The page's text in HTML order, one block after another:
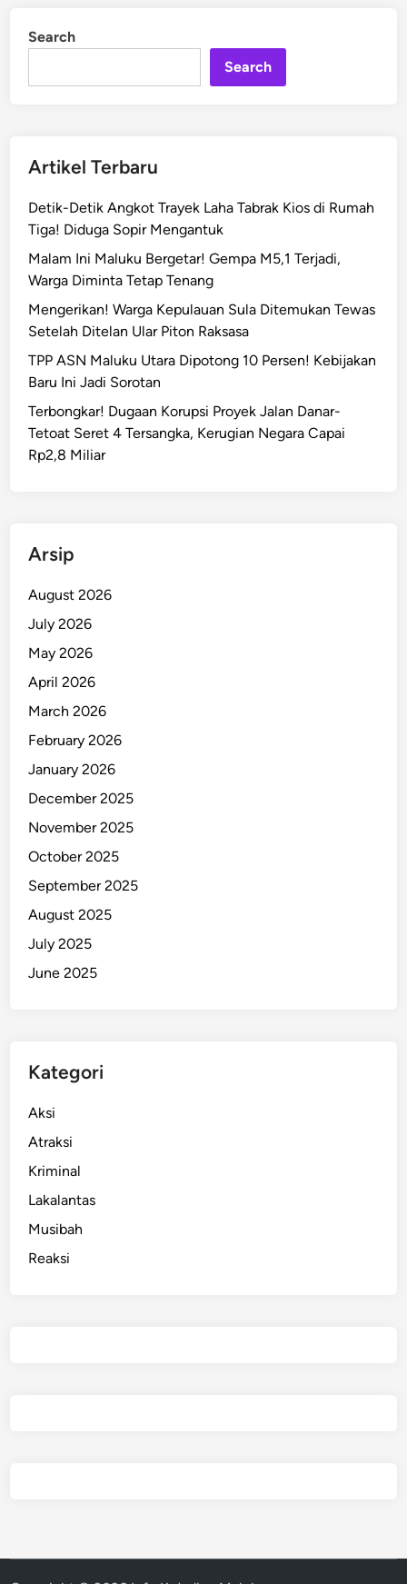
Search
Search
Artikel Terbaru
Detik-Detik Angkot Trayek Laha Tabrak Kios di Rumah
Tiga! Diduga Sopir Mengantuk
Malam Ini Maluku Bergetar! Gempa M5,1 Terjadi,
Warga Diminta Tetap Tenang
Mengerikan! Warga Kepulauan Sula Ditemukan Tewas
Setelah Ditelan Ular Piton Raksasa
TPP ASN Maluku Utara Dipotong 10 Persen! Kebijakan
Baru Ini Jadi Sorotan
Terbongkar! Dugaan Korupsi Proyek Jalan Danar-
Tetoat Seret 4 Tersangka, Kerugian Negara Capai
Rp2,8 Miliar
Arsip
August 2026
July 2026
May 2026
April 2026
March 2026
February 2026
January 2026
December 2025
November 2025
October 2025
September 2025
August 2025
July 2025
June 2025
Kategori
Aksi
Atraksi
Kriminal
Lakalantas
Musibah
Reaksi